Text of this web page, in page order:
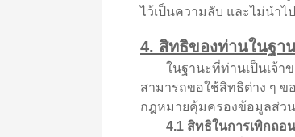
ไว้เป็นความลับ และไม่นำไ
4. สิทธิของท่านในฐา
ในฐานะที่ท่านเป็นเจ้าข
สามารถขอใช้สิทธิต่าง ๆ ข
กฎหมายคุ้มครองข้อมูลส่วน
4.1 สิทธิในการเพิกถอ